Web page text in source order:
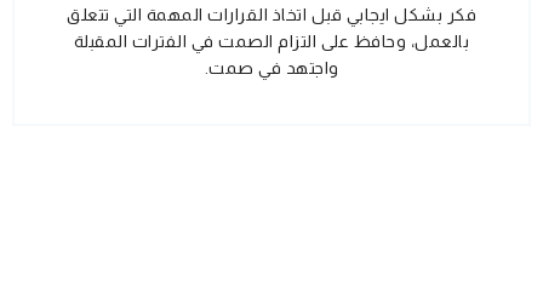
فكر بشكل ايجابي قبل اتخاذ القرارات المهمة التي تتعلق
بالعمل، وحافظ على التزام الصمت في الفترات المقبلة
واجتهد في صمت.